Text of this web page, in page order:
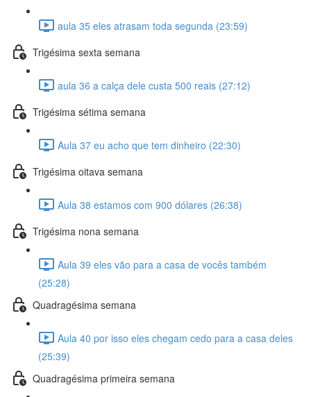
aula 35 eles atrasam toda segunda (23:59)
Trigésima sexta semana
aula 36 a calça dele custa 500 reais (27:12)
Trigésima sétima semana
Aula 37 eu acho que tem dinheiro (22:30)
Trigésima oitava semana
Aula 38 estamos com 900 dólares (26:38)
Trigésima nona semana
Aula 39 eles vão para a casa de vocês também
(25:28)
Quadragésima semana
Aula 40 por isso eles chegam cedo para a casa deles
(25:39)
Quadragésima primeira semana